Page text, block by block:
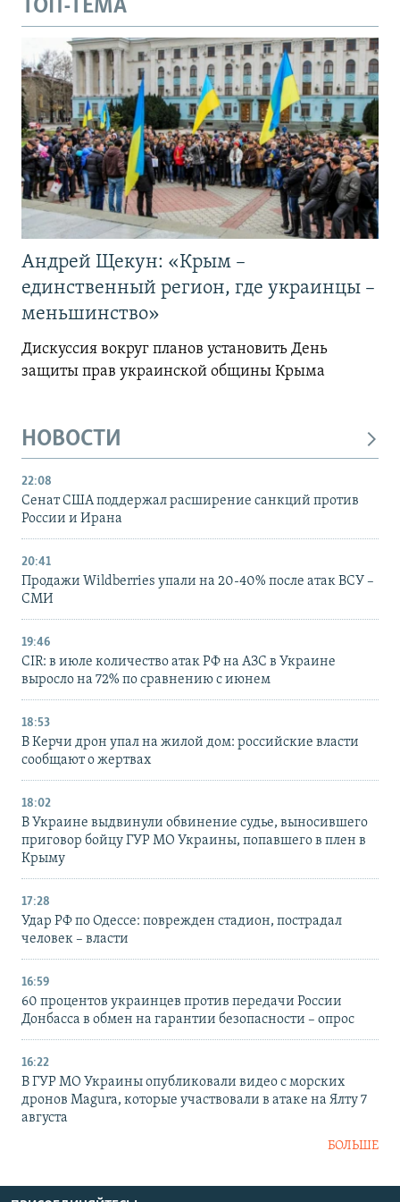
ТОП-ТЕМА
Андрей Щекун: «Крым –
единственный регион, где украинцы –
меньшинство»
Дискуссия вокруг планов установить День
защиты прав украинской общины Крыма
НОВОСТИ
22:08
Сенат США поддержал расширение санкций против
России и Ирана
20:41
Продажи Wildberries упали на 20-40% после атак ВСУ –
СМИ
19:46
CIR: в июле количество атак РФ на АЗС в Украине
выросло на 72% по сравнению с июнем
18:53
В Керчи дрон упал на жилой дом: российские власти
сообщают о жертвах
18:02
В Украине выдвинули обвинение судье, выносившего
приговор бойцу ГУР МО Украины, попавшего в плен в
Крыму
17:28
Удар РФ по Одессе: поврежден стадион, пострадал
человек – власти
16:59
60 процентов украинцев против передачи России
Донбасса в обмен на гарантии безопасности – опрос
16:22
В ГУР МО Украины опубликовали видео с морских
дронов Magura, которые участвовали в атаке на Ялту 7
августа
БОЛЬШЕ